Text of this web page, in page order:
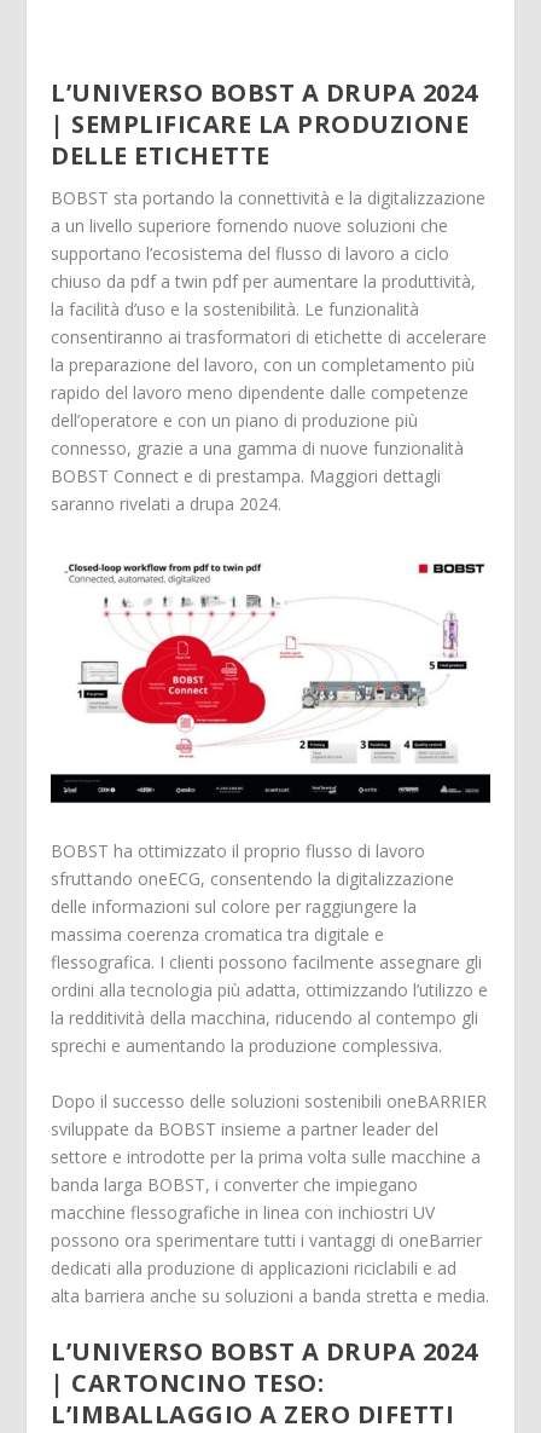
L’UNIVERSO BOBST A DRUPA 2024
| SEMPLIFICARE LA PRODUZIONE
DELLE ETICHETTE
BOBST sta portando la connettività e la digitalizzazione
a un livello superiore fornendo nuove soluzioni che
supportano l’ecosistema del flusso di lavoro a ciclo
chiuso da pdf a twin pdf per aumentare la produttività,
la facilità d’uso e la sostenibilità. Le funzionalità
consentiranno ai trasformatori di etichette di accelerare
la preparazione del lavoro, con un completamento più
rapido del lavoro meno dipendente dalle competenze
dell’operatore e con un piano di produzione più
connesso, grazie a una gamma di nuove funzionalità
BOBST Connect e di prestampa. Maggiori dettagli
saranno rivelati a drupa 2024.
BOBST ha ottimizzato il proprio flusso di lavoro
sfruttando oneECG, consentendo la digitalizzazione
delle informazioni sul colore per raggiungere la
massima coerenza cromatica tra digitale e
flessografica. I clienti possono facilmente assegnare gli
ordini alla tecnologia più adatta, ottimizzando l’utilizzo e
la redditività della macchina, riducendo al contempo gli
sprechi e aumentando la produzione complessiva.
Dopo il successo delle soluzioni sostenibili oneBARRIER
sviluppate da BOBST insieme a partner leader del
settore e introdotte per la prima volta sulle macchine a
banda larga BOBST, i converter che impiegano
macchine flessografiche in linea con inchiostri UV
possono ora sperimentare tutti i vantaggi di oneBarrier
dedicati alla produzione di applicazioni riciclabili e ad
alta barriera anche su soluzioni a banda stretta e media.
L’UNIVERSO BOBST A DRUPA 2024
| CARTONCINO TESO:
L’IMBALLAGGIO A ZERO DIFETTI